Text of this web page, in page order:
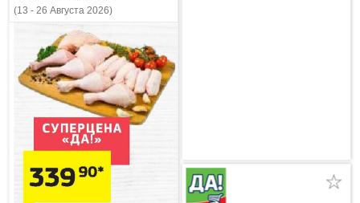
(13 - 26 Августа 2026)